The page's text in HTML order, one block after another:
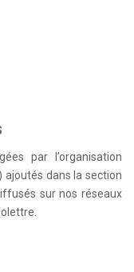
par l’organisation
ajoutés dans la section
sur nos réseaux